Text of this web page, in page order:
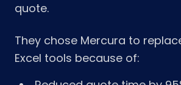
quote.
They chose Mercura to
Excel tools because of: